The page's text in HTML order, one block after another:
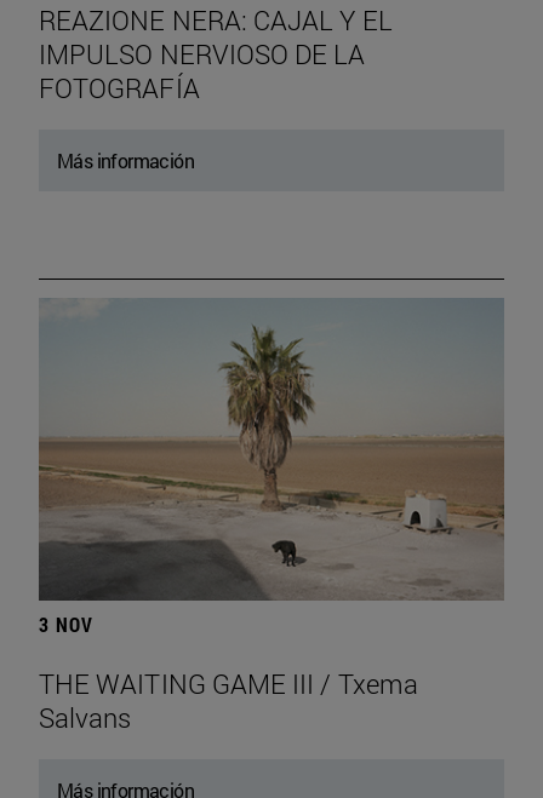
REAZIONE NERA: CAJAL Y EL
IMPULSO NERVIOSO DE LA
FOTOGRAFÍA
Más información
3 NOV
THE WAITING GAME III / Txema
Salvans
Más información